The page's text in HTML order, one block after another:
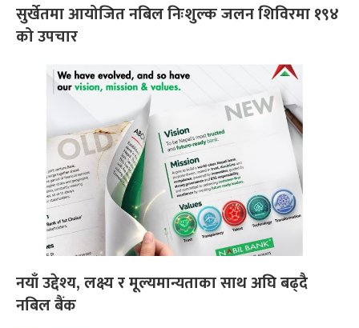
सुर्खेतमा आयोजित नबिल निःशुल्क जलन शिविरमा १९४
को उपचार
नयाँ उद्देश्य, लक्ष्य र मूल्यमान्यताका साथ अघि बढ्दै
नबिल बैंक